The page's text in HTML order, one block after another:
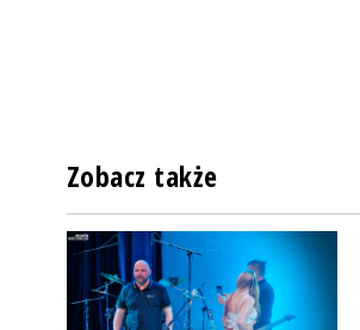
Zobacz także